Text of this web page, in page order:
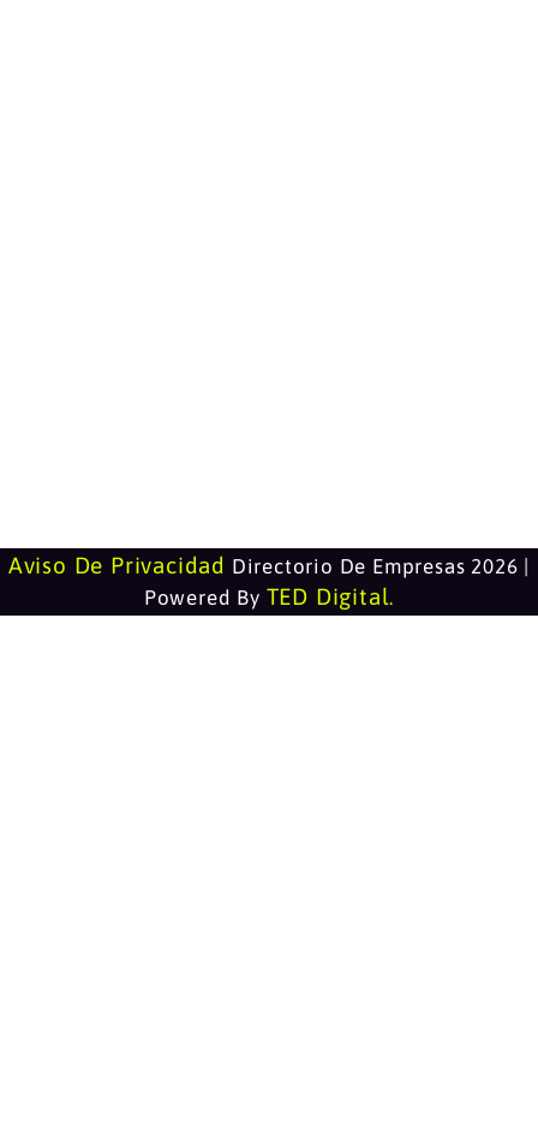
Aviso De Privacidad Directorio De Empresas 2026 |
Powered By TED Digital.